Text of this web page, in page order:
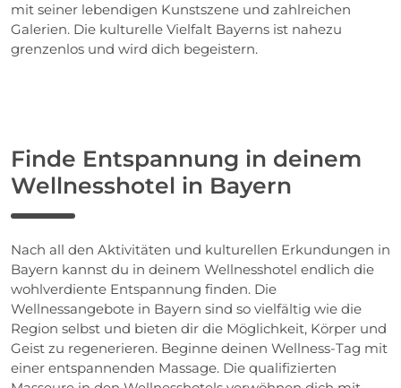
mit seiner lebendigen Kunstszene und zahlreichen
Galerien. Die kulturelle Vielfalt Bayerns ist nahezu
grenzenlos und wird dich begeistern.
Finde Entspannung in deinem
Wellnesshotel in Bayern
Nach all den Aktivitäten und kulturellen Erkundungen in
Bayern kannst du in deinem Wellnesshotel endlich die
wohlverdiente Entspannung finden. Die
Wellnessangebote in Bayern sind so vielfältig wie die
Region selbst und bieten dir die Möglichkeit, Körper und
Geist zu regenerieren. Beginne deinen Wellness-Tag mit
einer entspannenden Massage. Die qualifizierten